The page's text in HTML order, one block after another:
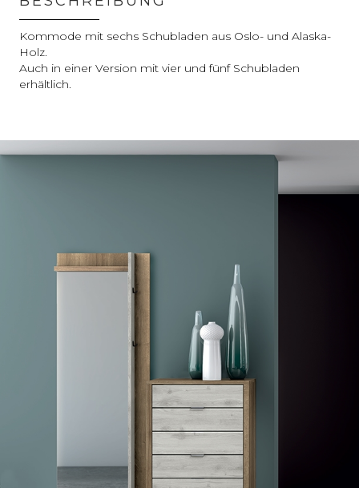
Kommode mit sechs Schubladen aus Oslo- und Alaska-
Holz.
Auch in einer Version mit vier und fünf Schubladen
erhältlich.